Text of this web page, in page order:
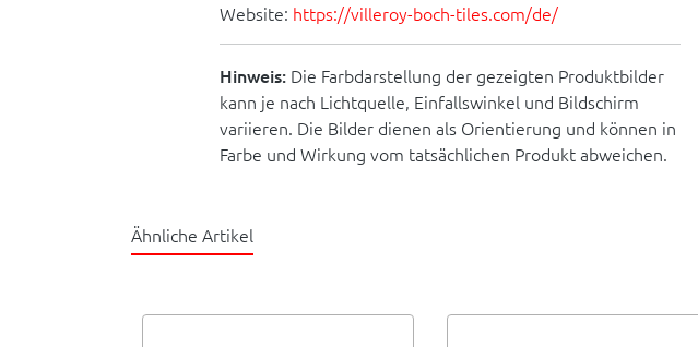
Website: https://villeroy-boch-tiles.com/de/
Hinweis: Die Farbdarstellung der gezeigten Produktbilder
kann je nach Lichtquelle, Einfallswinkel und Bildschirm
variieren. Die Bilder dienen als Orientierung und können in
Farbe und Wirkung vom tatsächlichen Produkt abweichen.
Ähnliche Artikel